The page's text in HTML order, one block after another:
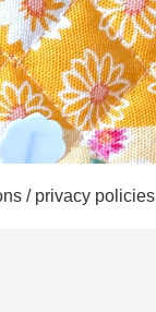
/ privacy policies